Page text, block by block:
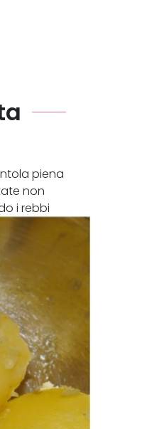
piena
non
i rebbi